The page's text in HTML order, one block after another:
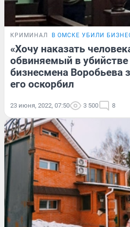
КРИМИНАЛ В ОМСКЕ УБИЛИ
«Хочу наказать
обвиняемый в
бизнесмена Воробьева
его оскорбил
23 июня, 2022, 07:50 3 500 8